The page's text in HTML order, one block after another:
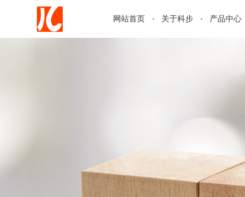
网站首页 关于科步 产品中心